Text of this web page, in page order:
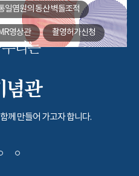
일염원의 동산벽돌조적
MR영상관 촬영허가신청
리는
념관
께 만들어 가고자 합니다.